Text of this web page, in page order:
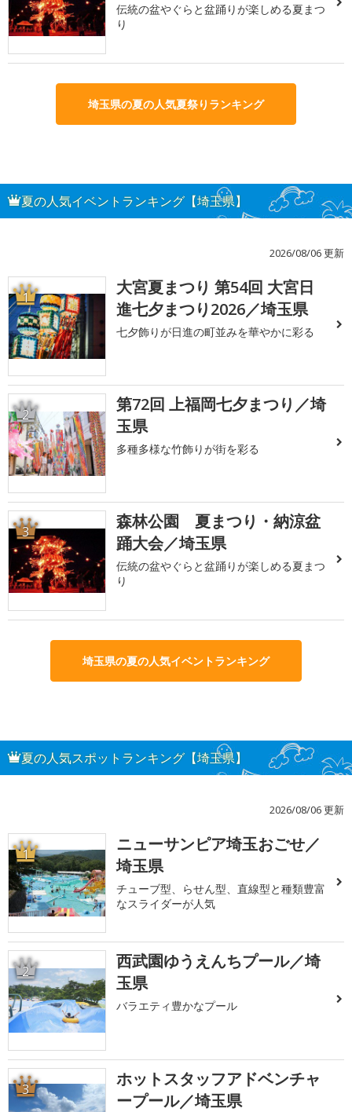
伝統の盆やぐらと盆踊りが楽しめる夏まつ
り
埼玉県の夏の人気夏祭りランキング
夏の人気イベントランキング【埼玉県】
2026/08/06 更新
1
大宮夏まつり 第54回 大宮日
進七夕まつり2026／埼玉県
七夕飾りが日進の町並みを華やかに彩る
2
第72回 上福岡七夕まつり／埼
玉県
多種多様な竹飾りが街を彩る
3
森林公園 夏まつり・納涼盆
踊大会／埼玉県
伝統の盆やぐらと盆踊りが楽しめる夏まつ
り
埼玉県の夏の人気イベントランキング
夏の人気スポットランキング【埼玉県】
2026/08/06 更新
1
ニューサンピア埼玉おごせ／
埼玉県
チューブ型、らせん型、直線型と種類豊富
なスライダーが人気
2
西武園ゆうえんちプール／埼
玉県
バラエティ豊かなプール
3
ホットスタッフアドベンチャ
ープール／埼玉県